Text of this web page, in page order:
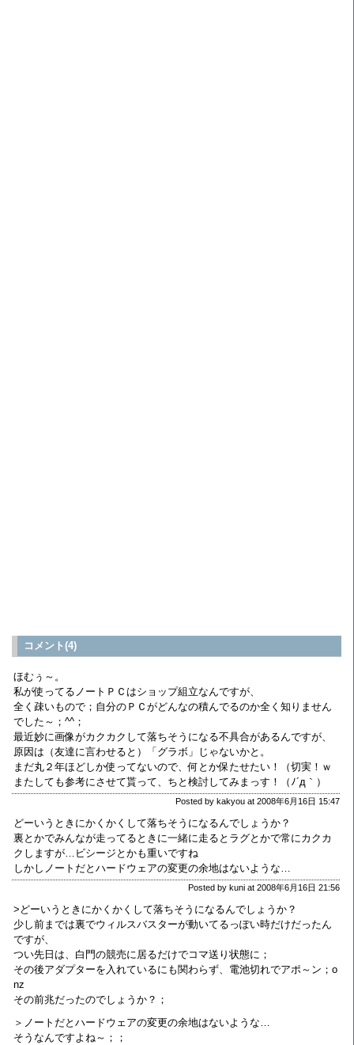
コメント(4)
ほむぅ～。
私が使ってるノートＰＣはショップ組立なんですが、
全く疎いもので；自分のＰＣがどんなの積んでるのか全く知りません
でした～；^^；
最近妙に画像がカクカクして落ちそうになる不具合があるんですが、
原因は（友達に言わせると）「グラボ」じゃないかと。
まだ丸２年ほどしか使ってないので、何とか保たせたい！（切実！ｗ
またしても参考にさせて貰って、ちと検討してみまっす！（ﾉ´д｀）
Posted by kakyou at 2008年6月16日 15:47
どーいうときにかくかくして落ちそうになるんでしょうか？
裏とかでみんなが走ってるときに一緒に走るとラグとかで常にカクカ
クしますが…ビシージとかも重いですね
しかしノートだとハードウェアの変更の余地はないような…
Posted by kuni at 2008年6月16日 21:56
>どーいうときにかくかくして落ちそうになるんでしょうか？
少し前までは裏でウィルスバスターが動いてるっぽい時だけだったん
ですが、
つい先日は、白門の競売に居るだけでコマ送り状態に；
その後アダプターを入れているにも関わらず、電池切れでアポ～ン；o
nz
その前兆だったのでしょうか？；
＞ノートだとハードウェアの変更の余地はないような…
そうなんですよね～；；